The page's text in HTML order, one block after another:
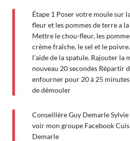
Étape 1 Poser votre moule sur
fleur et les pommes de terre a
Mettre le chou-fleur, les
crème fraîche, le sel et le
l’aide de la spatule. Rajouter la
nouveau 20 secondes Répartir
enfourner pour 20 à 25
de démouler
Conseillère Guy Demarle
voir mon groupe Facebook
Demarle